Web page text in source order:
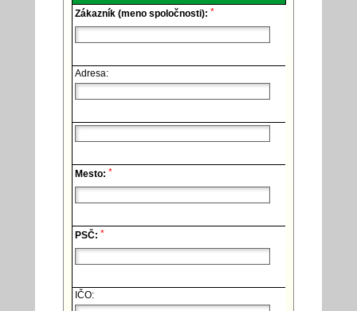
Zákazník (meno spoločnosti): *
Adresa:
Mesto: *
PSČ: *
IČO: